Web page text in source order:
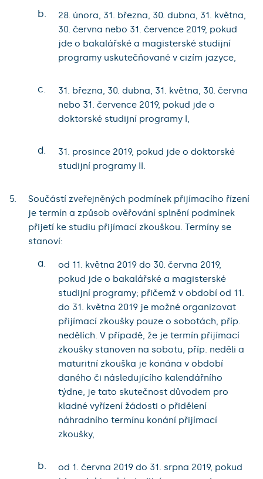
b.
28. února, 31. března, 30. dubna, 31. května,
30. června nebo 31. července 2019, pokud
jde o bakalářské a magisterské studijní
programy uskutečňované v cizím jazyce,
c.
31. března, 30. dubna, 31. května, 30. června
nebo 31. července 2019, pokud jde o
doktorské studijní programy I,
d.
31. prosince 2019, pokud jde o doktorské
studijní programy II.
Součástí zveřejněných podmínek přijímacího řízení
je termín a způsob ověřování splnění podmínek
přijetí ke studiu přijímací zkouškou. Termíny se
stanoví:
a.
od 11. května 2019 do 30. června 2019,
pokud jde o bakalářské a magisterské
studijní programy; přičemž v období od 11.
do 31. května 2019 je možné organizovat
přijímací zkoušky pouze o sobotách, příp.
nedělích. V případě, že je termín přijímací
zkoušky stanoven na sobotu, příp. neděli a
maturitní zkouška je konána v období
daného či následujícího kalendářního
týdne, je tato skutečnost důvodem pro
kladné vyřízení žádosti o přidělení
náhradního termínu konání přijímací
zkoušky,
b.
od 1. června 2019 do 31. srpna 2019, pokud